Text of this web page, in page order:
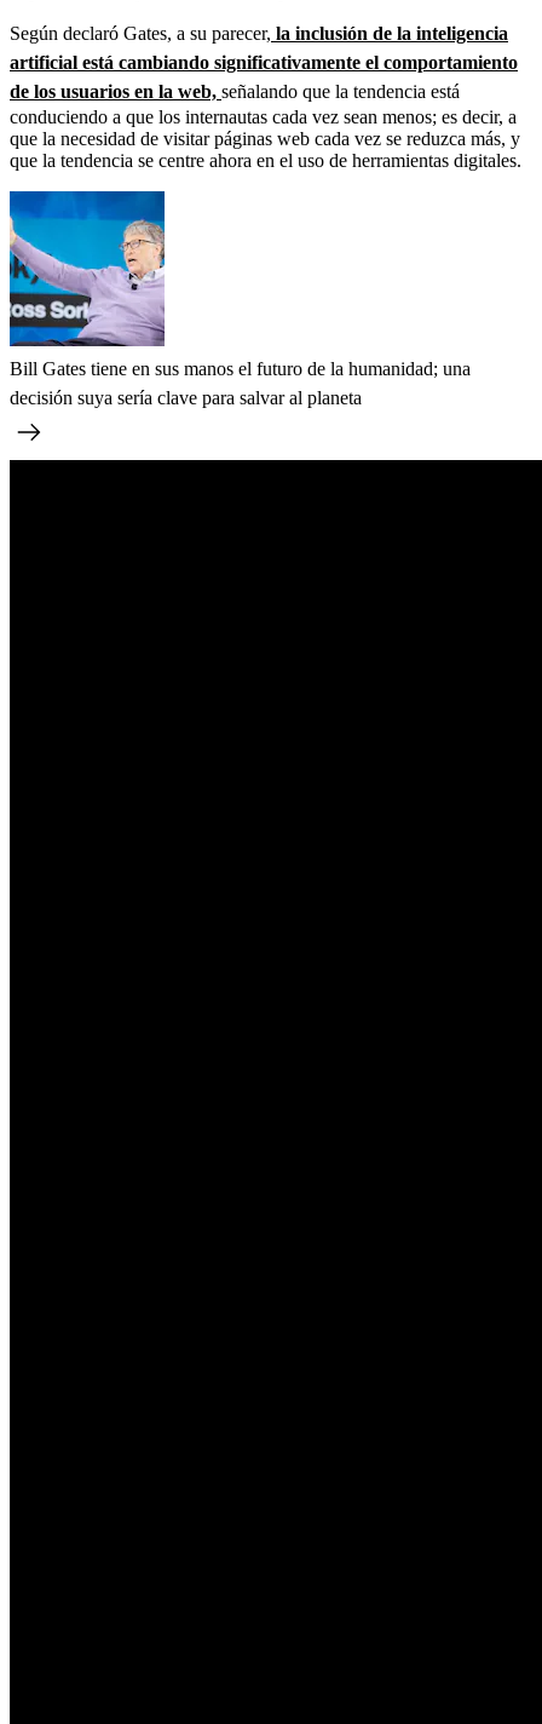
Según declaró Gates, a su parecer, la inclusión de la inteligencia
artificial está cambiando significativamente el comportamiento
de los usuarios en la web, señalando que la tendencia está
conduciendo a que los internautas cada vez sean menos; es decir, a
que la necesidad de visitar páginas web cada vez se reduzca más, y
que la tendencia se centre ahora en el uso de herramientas digitales.
Bill Gates tiene en sus manos el futuro de la humanidad; una
decisión suya sería clave para salvar al planeta